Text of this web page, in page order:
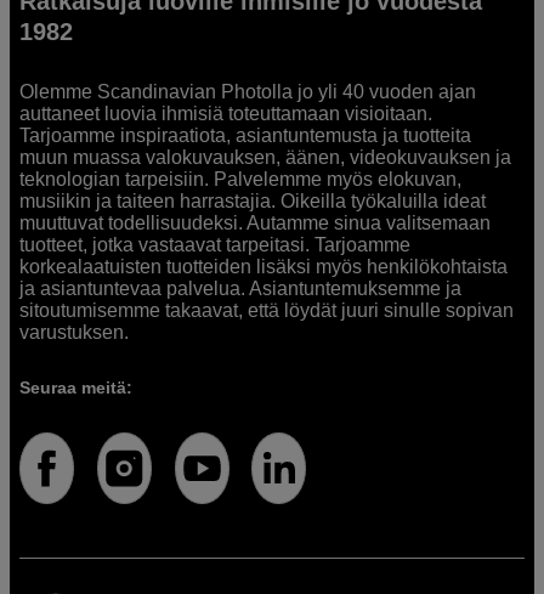
1982
Olemme Scandinavian Photolla jo yli 40 vuoden ajan
auttaneet luovia ihmisiä toteuttamaan visioitaan.
Tarjoamme inspiraatiota, asiantuntemusta ja tuotteita
muun muassa valokuvauksen, äänen, videokuvauksen ja
teknologian tarpeisiin. Palvelemme myös elokuvan,
musiikin ja taiteen harrastajia. Oikeilla työkaluilla ideat
muuttuvat todellisuudeksi. Autamme sinua valitsemaan
tuotteet, jotka vastaavat tarpeitasi. Tarjoamme
korkealaatuisten tuotteiden lisäksi myös henkilökohtaista
ja asiantuntevaa palvelua. Asiantuntemuksemme ja
sitoutumisemme takaavat, että löydät juuri sinulle sopivan
varustuksen.
Seuraa meitä: